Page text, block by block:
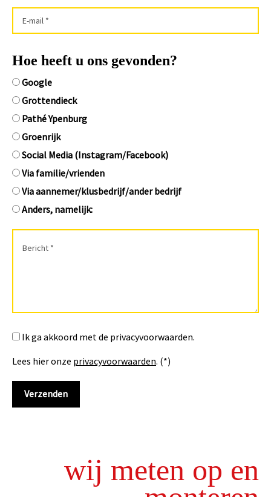
Hoe heeft u ons gevonden?
Google
Grottendieck
Pathé Ypenburg
Groenrijk
Social Media (Instagram/Facebook)
Via familie/vrienden
Via aannemer/klusbedrijf/ander bedrijf
Anders, namelijk:
Ik ga akkoord met de privacyvoorwaarden.
Lees hier onze privacyvoorwaarden. (*)
wij meten op en